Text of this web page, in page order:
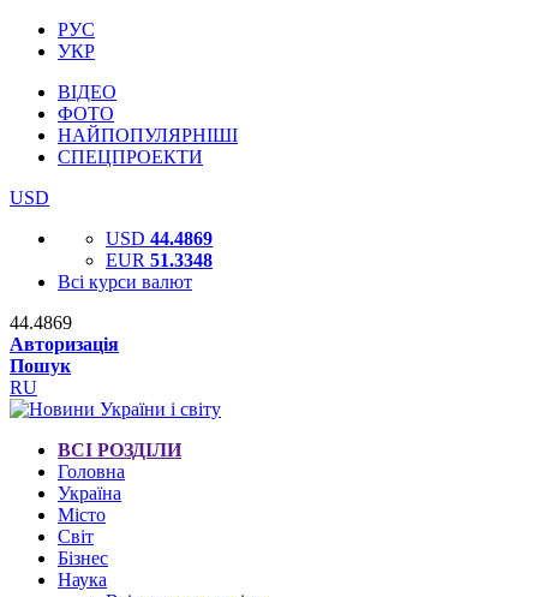
РУС
УКР
ВІДЕО
ФОТО
НАЙПОПУЛЯРНІШІ
СПЕЦПРОЕКТИ
USD
USD 44.4869
EUR 51.3348
Всі курси валют
44.4869
Авторизація
Пошук
RU
ВСІ РОЗДІЛИ
Головна
Україна
Місто
Світ
Бізнес
Наука